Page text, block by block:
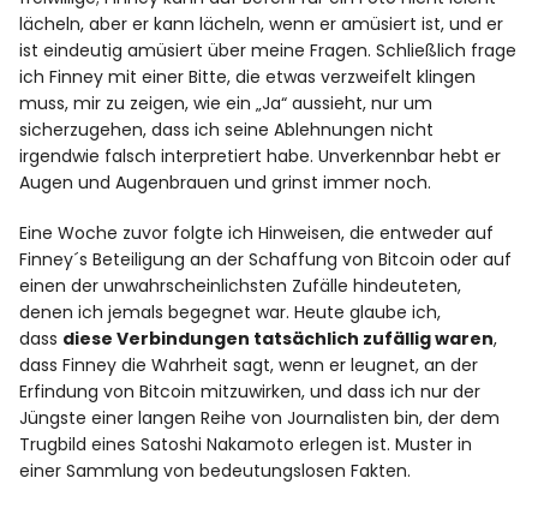
lächeln, aber er kann lächeln, wenn er amüsiert ist, und er
ist eindeutig amüsiert über meine Fragen. Schließlich frage
ich Finney mit einer Bitte, die etwas verzweifelt klingen
muss, mir zu zeigen, wie ein „Ja“ aussieht, nur um
sicherzugehen, dass ich seine Ablehnungen nicht
irgendwie falsch interpretiert habe. Unverkennbar hebt er
Augen und Augenbrauen und grinst immer noch.
Eine Woche zuvor folgte ich Hinweisen, die entweder auf
Finney´s Beteiligung an der Schaffung von Bitcoin oder auf
einen der unwahrscheinlichsten Zufälle hindeuteten,
denen ich jemals begegnet war. Heute glaube ich,
dass diese Verbindungen tatsächlich zufällig waren,
dass Finney die Wahrheit sagt, wenn er leugnet, an der
Erfindung von Bitcoin mitzuwirken, und dass ich nur der
Jüngste einer langen Reihe von Journalisten bin, der dem
Trugbild eines Satoshi Nakamoto erlegen ist. Muster in
einer Sammlung von bedeutungslosen Fakten.